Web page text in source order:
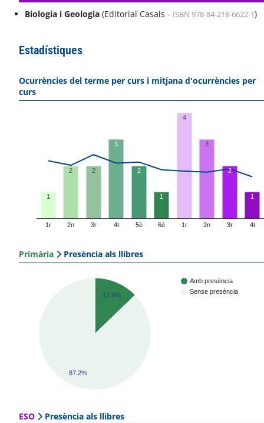
Biologia i Geologia (Editorial Casals - ISBN 978-84-218-6622-1)
Estadístiques
Ocurrències del terme per curs i mitjana d'ocurrències per
curs
1r 2n 3r 4t 5è 6è 1r 2n 3r 4t
1
2 2
3
2
1
4
3
2
1
Primària Presència als llibres
Amb presència
Sense presència
12.8%
87.2%
ESO Presència als llibres